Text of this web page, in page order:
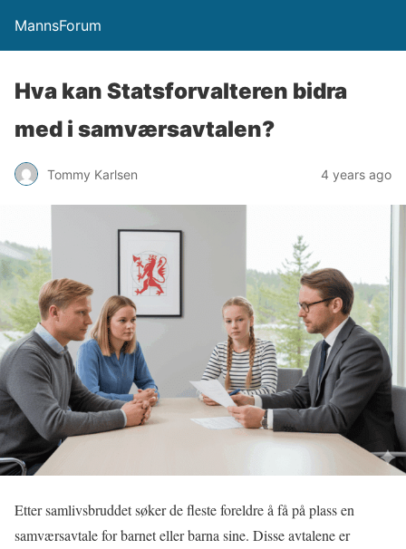
MannsForum
Hva kan Statsforvalteren bidra
med i samværsavtalen?
Tommy Karlsen 4 years ago
Etter samlivsbruddet søker de fleste foreldre å få på plass en
samværsavtale for barnet eller barna sine. Disse avtalene er